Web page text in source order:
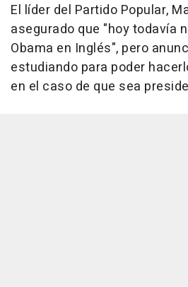
El líder del Partido Popular,
asegurado que "hoy todavía
Obama en Inglés", pero
estudiando para poder
en el caso de que sea